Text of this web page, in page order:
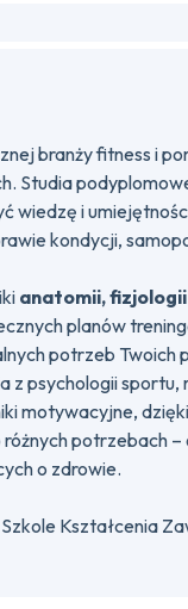
branży fitness i
Studia
wiedzę i
kondycji,
anatomii,
planów
potrzeb Twoich
z psychologii
motywacyjne,
potrzebach
o zdrowie.
Kształcenia